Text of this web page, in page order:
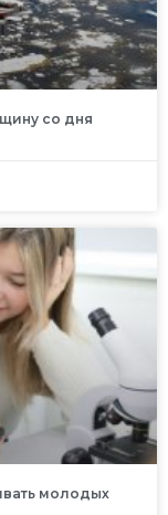
со дня
молодых